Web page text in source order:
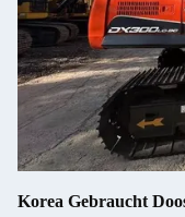
Korea Gebraucht